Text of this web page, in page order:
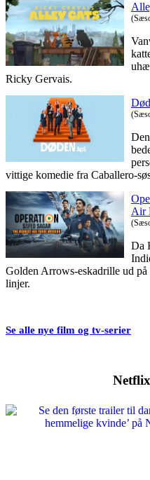
Ricky Gervais.
vittige komedie fra Caballero-
Air
Da
Golden Arrows-eskadrille ud
linjer.
Se alle nye film og tv-serier